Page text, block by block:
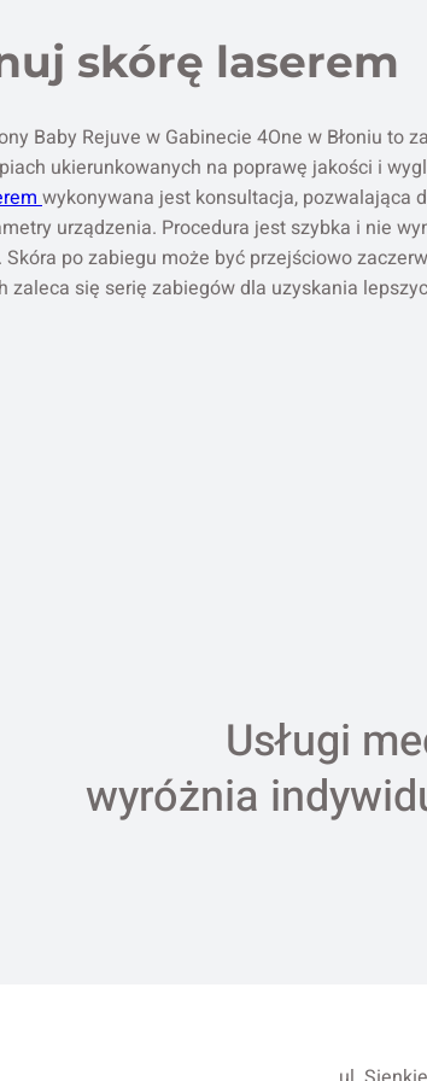
skórę laserem
Baby Rejuve w Gabinecie 4One w Błoniu to
ukierunkowanych na poprawę jakości i
wykonywana jest konsultacja, pozwalająca
urządzenia. Procedura jest szybka i nie
po zabiegu może być przejściowo
zaleca się serię zabiegów dla uzyskania
Usługi
wyróżnia